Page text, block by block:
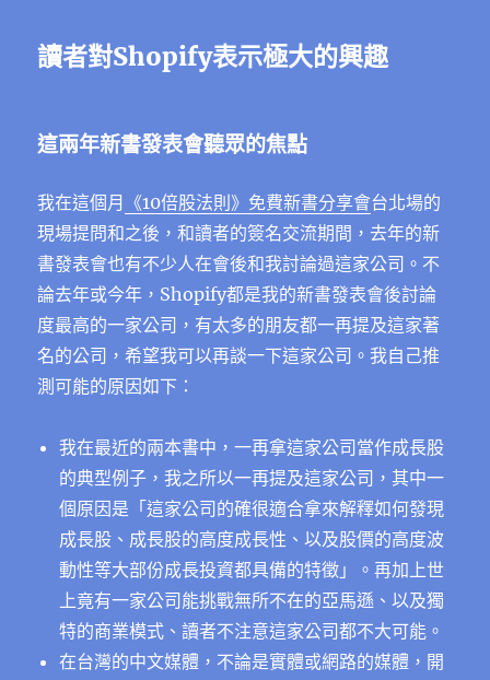
讀者對Shopify表示極大的興趣
這兩年新書發表會聽眾的焦點
我在這個月 《10倍股法則》免費新書分享會台北場的
現場提問和之後，和讀者的簽名交流期間，去年的新
書發表會也有不少人在會後和我討論過這家公司。不
論去年或今年，Shopify都是我的新書發表會後討論
度最高的一家公司，有太多的朋友都一再提及這家著
名的公司，希望我可以再談一下這家公司。我自己推
測可能的原因如下：
我在最近的兩本書中，一再拿這家公司當作成長股
的典型例子，我之所以一再提及這家公司，其中一
個原因是「這家公司的確很適合拿來解釋如何發現
成長股、成長股的高度成長性、以及股價的高度波
動性等大部份成長投資都具備的特徵」。再加上世
上竟有一家公司能挑戰無所不在的亞馬遜、以及獨
特的商業模式、讀者不注意這家公司都不大可能。
在台灣的中文媒體，不論是實體或網路的媒體，開